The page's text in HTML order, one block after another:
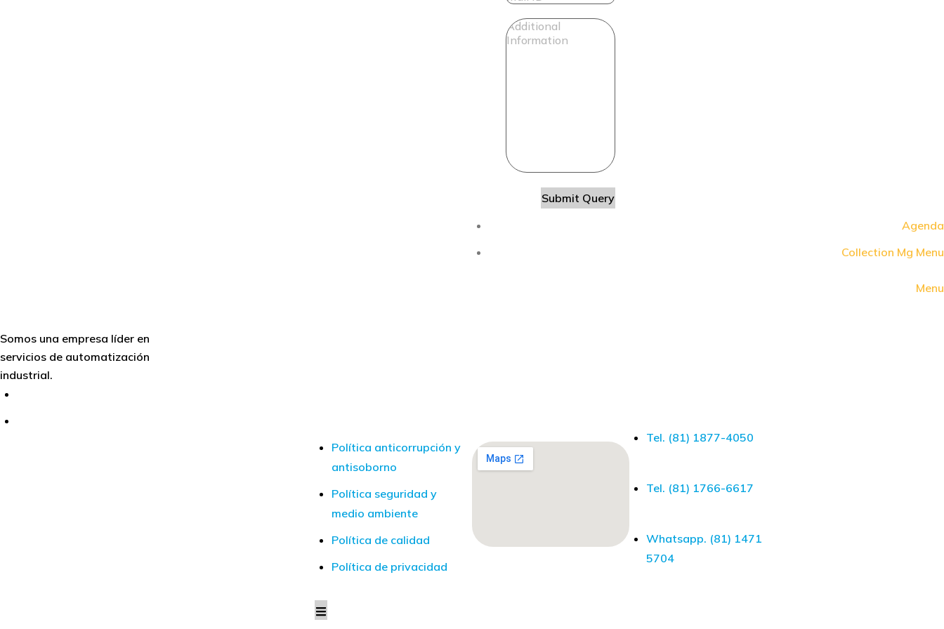
Agenda
Collection Mg Menu
Menu
Somos una empresa líder en
servicios de automatización
industrial.
Política anticorrupción y
antisoborno
Política seguridad y
medio ambiente
Política de calidad
Política de privacidad
Tel. (81) 1877-4050
Tel. (81) 1766-6617
Whatsapp. (81) 1471
5704